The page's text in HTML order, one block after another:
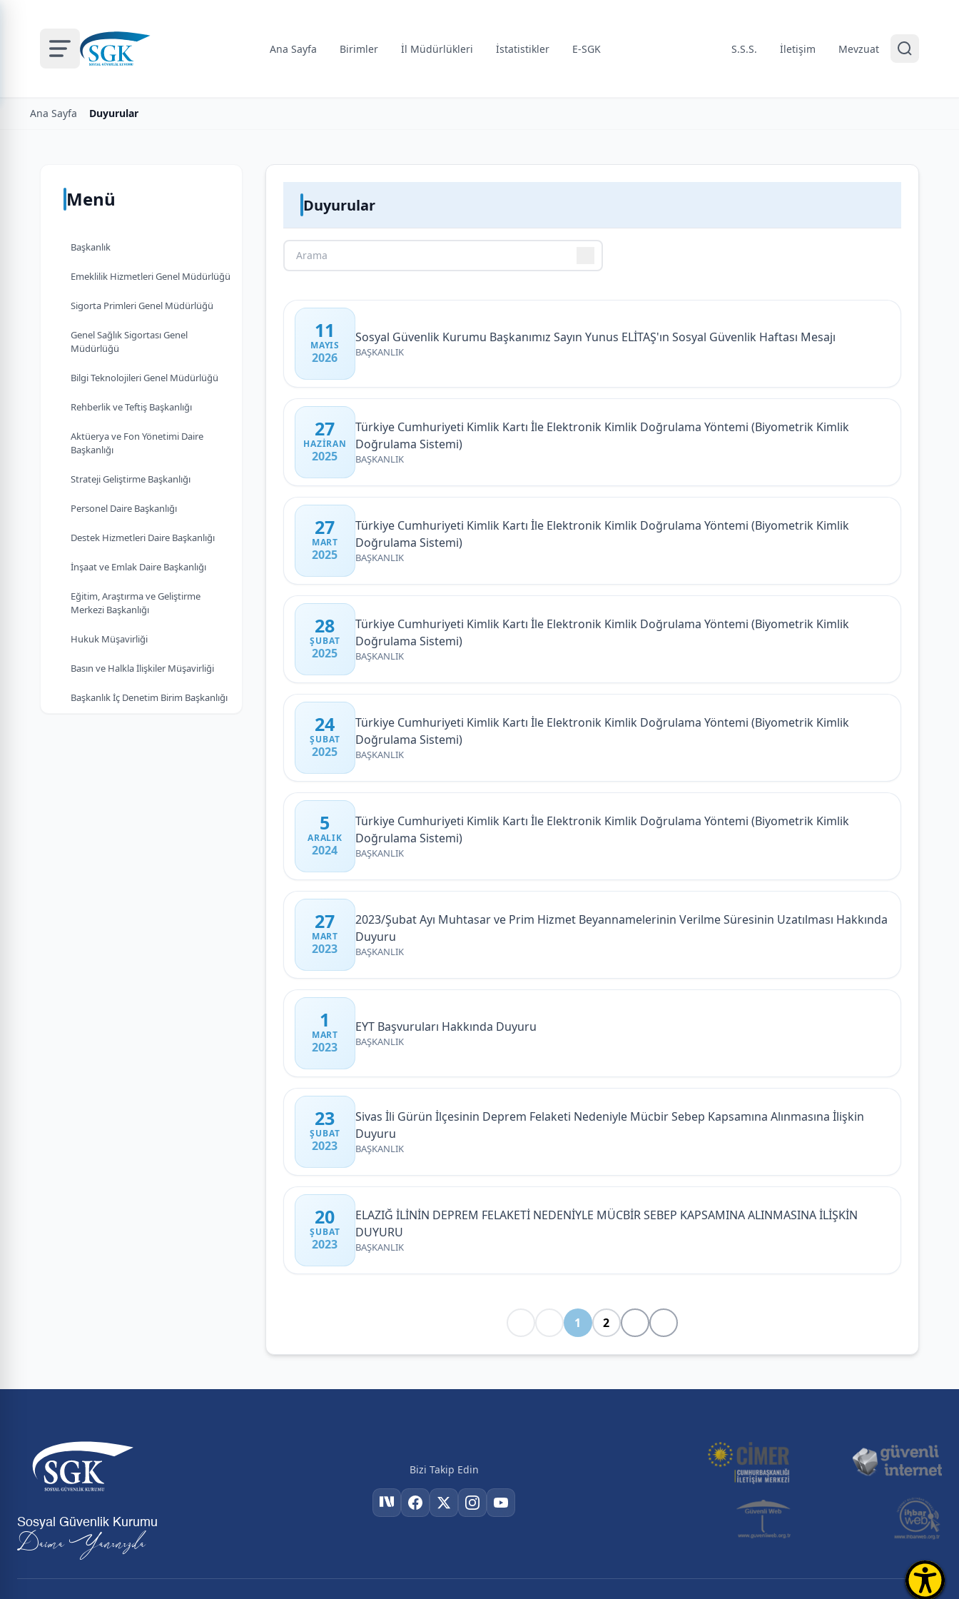
Ana Sayfa Birimler İl Müdürlükleri İstatistikler E-SGK S.S.S. İletişim Mevzuat
Ana Sayfa Duyurular
Menü
Başkanlık
Emeklilik Hizmetleri Genel Müdürlüğü
Sigorta Primleri Genel Müdürlüğü
Genel Sağlık Sigortası Genel
Müdürlüğü
Bilgi Teknolojileri Genel Müdürlüğü
Rehberlik ve Teftiş Başkanlığı
Aktüerya ve Fon Yönetimi Daire
Başkanlığı
Strateji Geliştirme Başkanlığı
Personel Daire Başkanlığı
Destek Hizmetleri Daire Başkanlığı
İnşaat ve Emlak Daire Başkanlığı
Eğitim, Araştırma ve Geliştirme
Merkezi Başkanlığı
Hukuk Müşavirliği
Basın ve Halkla İlişkiler Müşavirliği
Başkanlık İç Denetim Birim Başkanlığı
Duyurular
11
MAYIS
2026
Sosyal Güvenlik Kurumu Başkanımız Sayın Yunus ELİTAŞ'ın Sosyal Güvenlik Haftası Mesajı
BAŞKANLIK
27
HAZIRAN
2025
Türkiye Cumhuriyeti Kimlik Kartı İle Elektronik Kimlik Doğrulama Yöntemi (Biyometrik Kimlik
Doğrulama Sistemi)
BAŞKANLIK
27
MART
2025
Türkiye Cumhuriyeti Kimlik Kartı İle Elektronik Kimlik Doğrulama Yöntemi (Biyometrik Kimlik
Doğrulama Sistemi)
BAŞKANLIK
28
ŞUBAT
2025
Türkiye Cumhuriyeti Kimlik Kartı İle Elektronik Kimlik Doğrulama Yöntemi (Biyometrik Kimlik
Doğrulama Sistemi)
BAŞKANLIK
24
ŞUBAT
2025
Türkiye Cumhuriyeti Kimlik Kartı İle Elektronik Kimlik Doğrulama Yöntemi (Biyometrik Kimlik
Doğrulama Sistemi)
BAŞKANLIK
5
ARALIK
2024
Türkiye Cumhuriyeti Kimlik Kartı İle Elektronik Kimlik Doğrulama Yöntemi (Biyometrik Kimlik
Doğrulama Sistemi)
BAŞKANLIK
27
MART
2023
2023/Şubat Ayı Muhtasar ve Prim Hizmet Beyannamelerinin Verilme Süresinin Uzatılması Hakkında
Duyuru
BAŞKANLIK
1
MART
2023
EYT Başvuruları Hakkında Duyuru
BAŞKANLIK
23
ŞUBAT
2023
Sivas İli Gürün İlçesinin Deprem Felaketi Nedeniyle Mücbir Sebep Kapsamına Alınmasına İlişkin
Duyuru
BAŞKANLIK
20
ŞUBAT
2023
ELAZIĞ İLİNİN DEPREM FELAKETİ NEDENİYLE MÜCBİR SEBEP KAPSAMINA ALINMASINA İLİŞKİN
DUYURU
BAŞKANLIK
1 2
Sosyal Güvenlik Kurumu
Daima Yanınızda
Bizi Takip Edin